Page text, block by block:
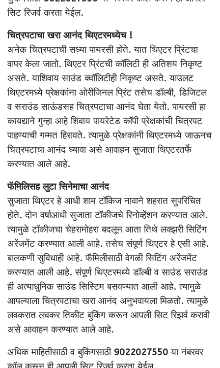
सिट रिजर्व करता येईल.
चित्रपटाचा खरा आनंद थिएटरमध्येच !
अनेक चित्रपटाची सध्या पायरसी होते. यात थिएटर प्रिंटचा
वापर केला जातो. थिएटर प्रिंटची कॉलिटी ही अतिशय निकृष्ट
असते. याशिवाय साउंड क्वॉलिटीही निकृष्ट असते. याउलट
थिएटरमध्ये प्रेक्षकांना ओरीजिनल प्रिंट तसेच डॉल्बी, डिजिटल
व सराउंड साऊंडसह चित्रपटाचा आनंद घेता येतो. पायरसी हा
कायद्याने गुन्हा आहे शिवाय पायरेटेड कॉपी प्रेक्षकांची चित्रपट
पाहण्याची गम्मत हिरावते. त्यामुळे प्रेक्षकांनी थिएटरमध्ये जाऊनच
चित्रपटाचा आनंद घ्यावा असे आवाहन सुजाता थिएटरतर्फे
करण्यात आले आहे.
फॅमिलिसह लुटा सिनेमाचा आनंद
सुजाता थिएटर हे आधी शाम टॉकिज नावाने शहरात सुपरिचित
होते. दोन वर्षाआधी सुजाता टॉकीजचे रिनोव्हेंशन करण्यात आले.
त्यामुळे टॉकीजचा चेहरामोहरा बदलून आता तिथे लक्झरी सिटिंग
अरेंजमेंट करण्यात आली आहे. तसेच संपूर्ण थिएटर हे एसी आहे.
बालकणी सुविधाही आहे. फॅमिलीसाठी वेगळी सिटिंग अरेंजमेंट
करण्यात आली आहे. संपूर्ण थिएटरमध्ये डॉल्बी व साउंड सराउंड
ही अत्याधुनिक साउंड सिस्टिम बसवण्यात आली आहे. त्यामुळे
आपल्याला चित्रपटाचा खरा आनंद अनुभवायला मिळतो. त्यामुळे
लवकरात लवकर तिकीट बुकिंग करून आपली सिट रिझर्व करावी
असे आवाहन करण्यात आले आहे.
अधिक माहितीसाठी व बुकिंगसाठी 9022027550 या नंबरवर